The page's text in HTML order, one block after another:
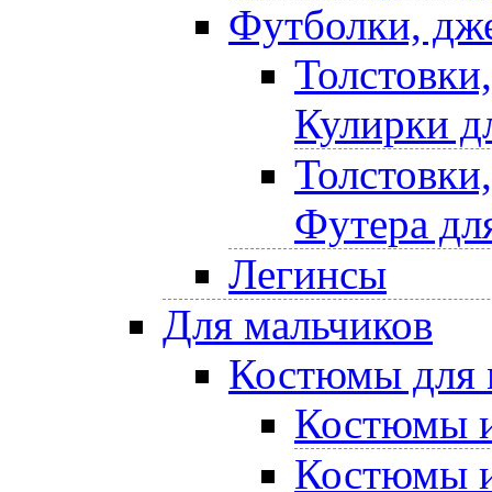
Футболки,
Кулирки
Футера
Легинсы
Для мальчиков
Костюмы для
Костюмы
Костюмы